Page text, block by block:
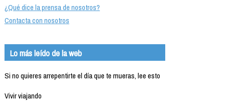
¿Qué dice la prensa de nosotros?
Contacta con nosotros
Lo más leído de la web
Si no quieres arrepentirte el día que te mueras, lee esto
Vivir viajando